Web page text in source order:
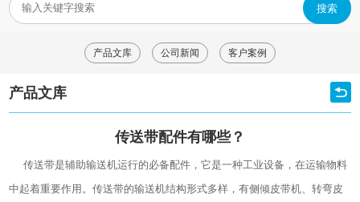
搜索
产品文库 公司新闻 客户案例
产品文库
传送带配件有哪些？
传送带是辅助输送机运行的必备配件，它是一种工业设备，在运输物料
中起着重要作用。传送带的输送机结构形式多样，有侧倾皮带机、转弯皮